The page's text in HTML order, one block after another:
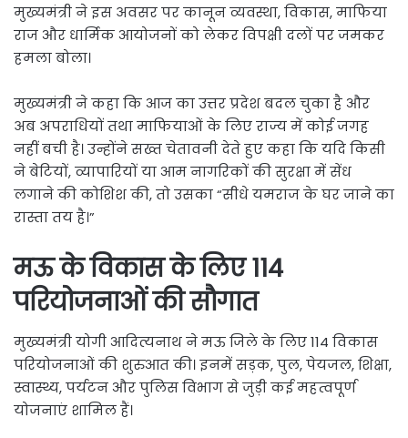
मुख्यमंत्री ने इस अवसर पर कानून व्यवस्था, विकास, माफिया
राज और धार्मिक आयोजनों को लेकर विपक्षी दलों पर जमकर
हमला बोला।
मुख्यमंत्री ने कहा कि आज का उत्तर प्रदेश बदल चुका है और
अब अपराधियों तथा माफियाओं के लिए राज्य में कोई जगह
नहीं बची है। उन्होंने सख्त चेतावनी देते हुए कहा कि यदि किसी
ने बेटियों, व्यापारियों या आम नागरिकों की सुरक्षा में सेंध
लगाने की कोशिश की, तो उसका “सीधे यमराज के घर जाने का
रास्ता तय है।”
मऊ के विकास के लिए 114
परियोजनाओं की सौगात
मुख्यमंत्री योगी आदित्यनाथ ने मऊ जिले के लिए 114 विकास
परियोजनाओं की शुरुआत की। इनमें सड़क, पुल, पेयजल, शिक्षा,
स्वास्थ्य, पर्यटन और पुलिस विभाग से जुड़ी कई महत्वपूर्ण
योजनाएं शामिल हैं।